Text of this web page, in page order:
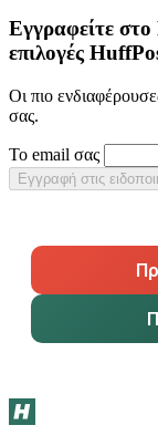
Εγγραφείτε
επιλογές
Οι πιο
σας.
Το email σας
Εγγραφή στις